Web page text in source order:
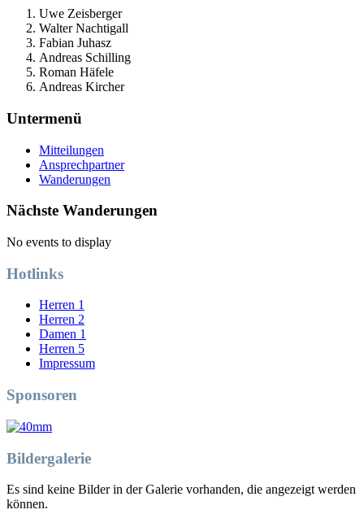
Uwe Zeisberger
Walter Nachtigall
Fabian Juhasz
Andreas Schilling
Roman Häfele
Andreas Kircher
Untermenü
Mitteilungen
Ansprechpartner
Wanderungen
Nächste Wanderungen
No events to display
Hotlinks
Herren 1
Herren 2
Damen 1
Herren 5
Impressum
Sponsoren
Bildergalerie
Es sind keine Bilder in der Galerie vorhanden, die angezeigt werden
können.